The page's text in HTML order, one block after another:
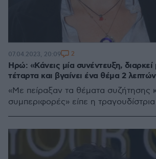
Ηρώ: «Κάνεις μία συνέντευξη,
τέταρτα και βγαίνει ένα θέμα 2
«Με πείραξαν τα θέματα συζήτησης
συμπεριφορές» είπε η τραγουδίστρια
07.04.2023, 20:09 2